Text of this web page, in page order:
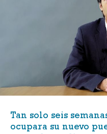
Tan solo seis
ocupara su nuevo